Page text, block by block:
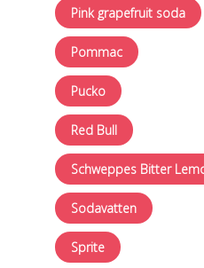
Pink grapefruit soda
Pommac
Pucko
Red Bull
Schweppes Bitter
Sodavatten
Sprite